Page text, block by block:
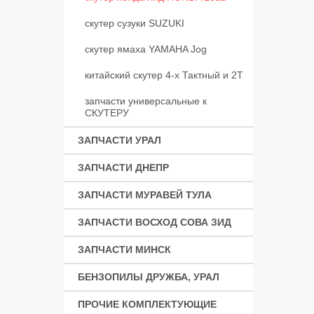
скутер сузуки SUZUKI
скутер ямаха YAMAHA Jog
китайский скутер 4-х Тактный и 2Т
запчасти универсальные к
СКУТЕРУ
ЗАПЧАСТИ УРАЛ
ЗАПЧАСТИ ДНЕПР
ЗАПЧАСТИ МУРАВЕЙ ТУЛА
ЗАПЧАСТИ ВОСХОД СОВА ЗИД
ЗАПЧАСТИ МИНСК
БЕНЗОПИЛЫ ДРУЖБА, УРАЛ
ПРОЧИЕ КОМПЛЕКТУЮЩИЕ